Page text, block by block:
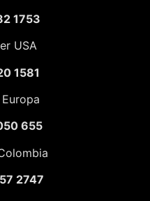
1753
USA
1581
655
2747